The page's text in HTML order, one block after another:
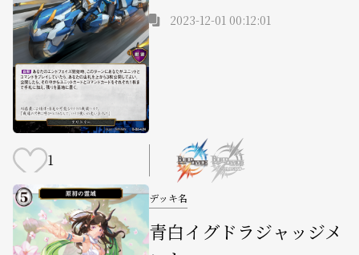
2023-12-01 00:12:01
1
デッキ名
青白イグドラジャッジメ